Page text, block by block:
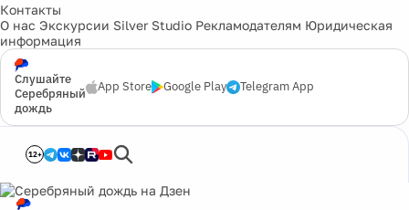
Контакты
О нас Экскурсии Silver Studio Рекламодателям Юридическая
информация
Слушайте
Серебряный
дождь
App Store Google Play Telegram App
12+